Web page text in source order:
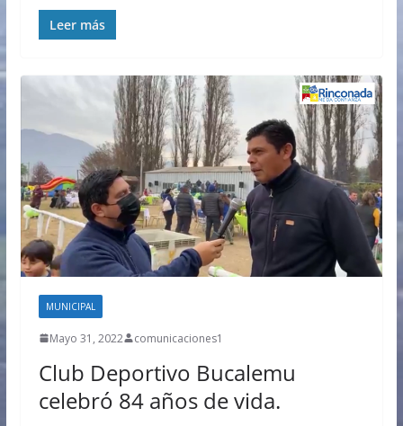
Leer más
MUNICIPAL
Mayo 31, 2022 comunicaciones1
Club Deportivo Bucalemu
celebró 84 años de vida.